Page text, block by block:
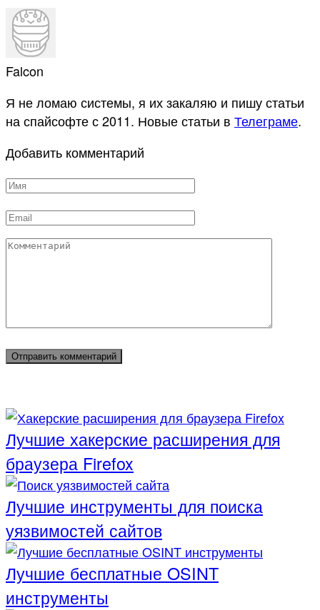
Falcon
Я не ломаю системы, я их закаляю и пишу статьи
на спайсофте с 2011. Новые статьи в Телеграме.
Добавить комментарий
Имя
Email
Комментарий
Лучшие хакерские расширения для
браузера Firefox
Лучшие инструменты для поиска
уязвимостей сайтов
Лучшие бесплатные OSINT
инструменты